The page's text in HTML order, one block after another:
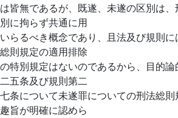
は皆無であるが、既遂、未遂の区別は
別に拘らず共通に用
いらるべき概念であり、且法及び規則
総則規定の適用排除
の特別規定はないのであるから、目的
二五条及び規則第二
七条について未遂罪についての刑法総
趣旨が明確に認めら